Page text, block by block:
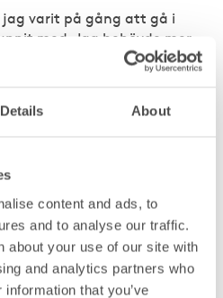
Details About
content and ads, to
and to analyse our traffic.
about your use of our site with
and analytics partners who
that you’ve
jag varit på gång att gå i
med. Jag behövde mer
fastighetsvärdering,
sådant, berättar Petra.
både givande och
Ljuset gick upp för
ju säga! Jag har med
men det jag främst tar
biten.
värdefulla.